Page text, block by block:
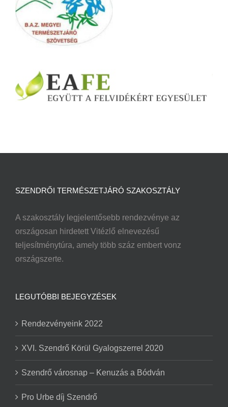
SZENDRŐI TERMÉSZETJÁRÓ SZAKOSZTÁLY
A szakosztály legjelentősebb rendezvénye az
országosan hirdetett Vitézlő elnevezésű
teljesítménytúra, amely több száz embert vonz
országszerte.
LEGUTÓBBI BEJEGYZÉSEK
Rendezvényeink 2022
XVI. Szendrő Körül Gyalogszerrel 2020
Szendrő városnap – Kenuzás a Bódván
Pro Urbe díj Szendrő